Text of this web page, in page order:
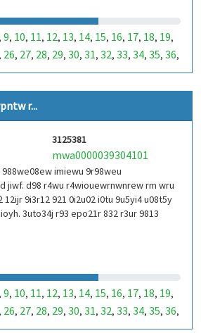
, 9, 10, 11, 12, 13, 14, 15, 16, 17, 18, 19,
, 26, 27, 28, 29, 30, 31, 32, 33, 34, 35, 36,
43,44,45,46,47,48,49,50,51,52,53,
,104,105,106,107,108,109,110,
,116,
,128,129,130,131,132,133,134,
141,142,143
153,154,155,156,157,158
,164,165 ,166,167,168,
,176,177,178,179 ,180,181 ,182,
,188,189 ,190,191,192,193,194
,236,237,238,239,
,248,249,250 ,251,252, 253 ,254,
,260,261,262,263 ,264,265 , 266
r...
3125381
mwa0000039304101
imiewu 9r98weu
jiwf. d98 r4wu r4wiouewrnwnrew rm wru
12ijr 9i3r12 921 0i2u02 i0tu 9u5yi4 u08t5y
3uto34j r93 epo21r 832 r3ur 9813
, 9, 10, 11, 12, 13, 14, 15, 16, 17, 18, 19,
, 26, 27, 28, 29, 30, 31, 32, 33, 34, 35, 36,
43,44,45,46,47,48,49,50,51,52,53,